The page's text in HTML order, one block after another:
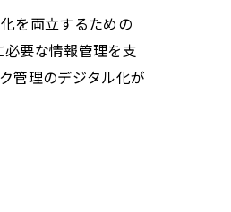
を両立するための
要な情報管理を支
管理のデジタル化が